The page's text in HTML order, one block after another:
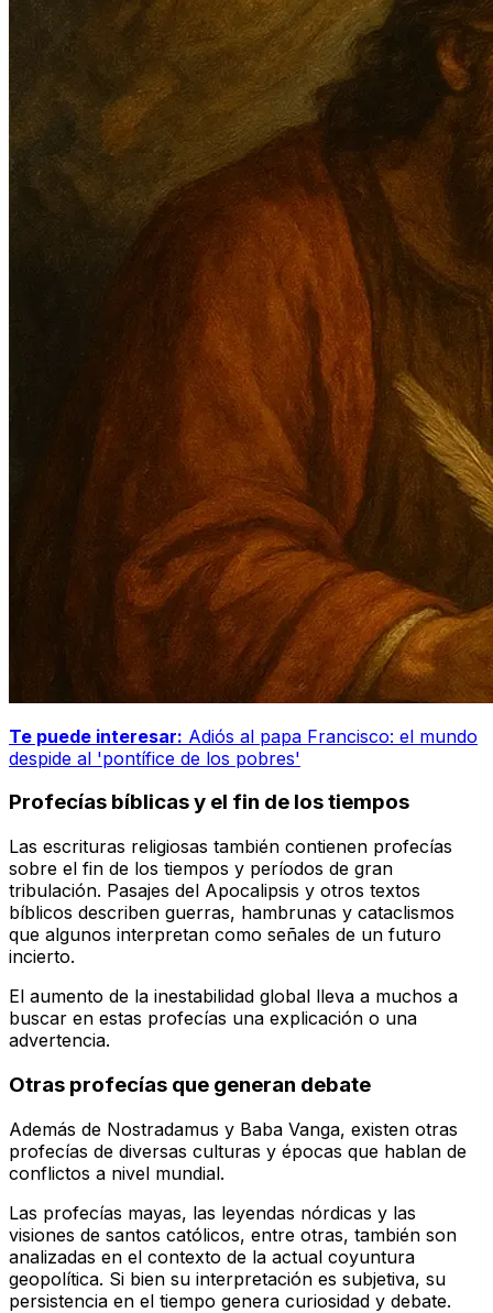
Te puede interesar: Adiós al papa Francisco: el mundo
despide al 'pontífice de los pobres'
Profecías bíblicas y el fin de los tiempos
Las escrituras religiosas también contienen profecías
sobre el fin de los tiempos y períodos de gran
tribulación. Pasajes del Apocalipsis y otros textos
bíblicos describen guerras, hambrunas y cataclismos
que algunos interpretan como señales de un futuro
incierto.
El aumento de la inestabilidad global lleva a muchos a
buscar en estas profecías una explicación o una
advertencia.
Otras profecías que generan debate
Además de Nostradamus y Baba Vanga, existen otras
profecías de diversas culturas y épocas que hablan de
conflictos a nivel mundial.
Las profecías mayas, las leyendas nórdicas y las
visiones de santos católicos, entre otras, también son
analizadas en el contexto de la actual coyuntura
geopolítica. Si bien su interpretación es subjetiva, su
persistencia en el tiempo genera curiosidad y debate.